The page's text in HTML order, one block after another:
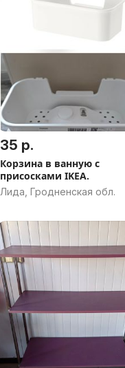
35 р.
Корзина в ванную с
присосками IKEA.
Лида, Гродненская обл.